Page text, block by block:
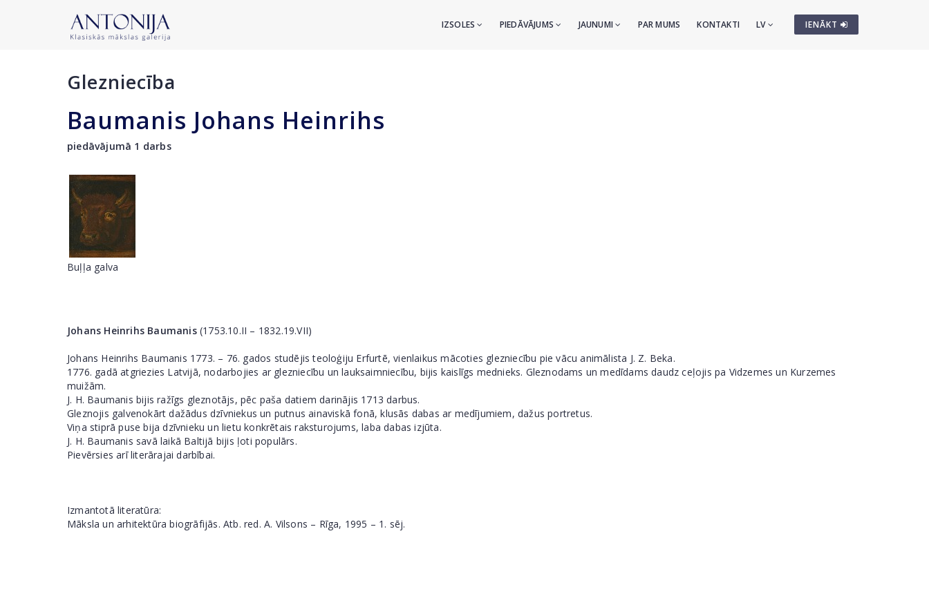
IENĀKT
IZSOLES PIEDĀVĀJUMS JAUNUMI PAR MUMS KONTAKTI LV
Glezniecība
Baumanis Johans Heinrihs
piedāvājumā 1 darbs
Buļļa galva
Johans Heinrihs Baumanis(1753.10.II – 1832.19.VII)
Johans Heinrihs Baumanis 1773. – 76. gados studējis teoloģiju Erfurtē, vienlaikus mācoties glezniecību pie vācu animālista J. Z. Beka.
1776. gadā atgriezies Latvijā, nodarbojies ar glezniecību un lauksaimniecību, bijis kaislīgs mednieks. Gleznodams un medīdams daudz ceļojis pa Vidzemes un Kurzemes
muižām.
J. H. Baumanis bijis ražīgs gleznotājs, pēc paša datiem darinājis 1713 darbus.
Gleznojis galvenokārt dažādus dzīvniekus un putnus ainaviskā fonā, klusās dabas ar medījumiem, dažus portretus.
Viņa stiprā puse bija dzīvnieku un lietu konkrētais raksturojums, laba dabas izjūta.
J. H. Baumanis savā laikā Baltijā bijis ļoti populārs.
Pievērsies arī literārajai darbībai.
Izmantotā literatūra:
Māksla un arhitektūra biogrāfijās. Atb. red. A. Vilsons – Rīga, 1995 – 1. sēj.